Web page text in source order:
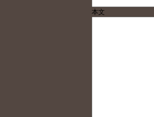
本文